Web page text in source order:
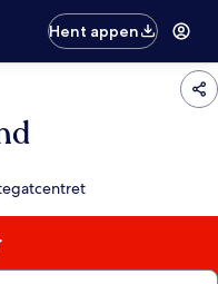
Hent appen